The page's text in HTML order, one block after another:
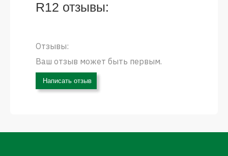
R12 отзывы:
Отзывы:
Ваш отзыв может быть первым.
Написать отзыв